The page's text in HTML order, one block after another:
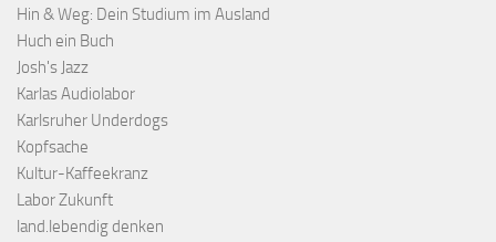
Hin & Weg: Dein Studium im Ausland
Huch ein Buch
Josh's Jazz
Karlas Audiolabor
Karlsruher Underdogs
Kopfsache
Kultur-Kaffeekranz
Labor Zukunft
land.lebendig denken